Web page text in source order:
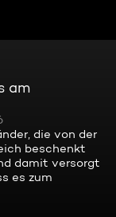
am
die von der
beschenkt
damit versorgt
es zum